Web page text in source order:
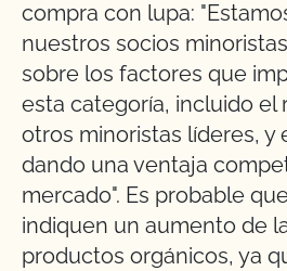
compra con lupa:
nuestros socios
sobre los factores que
esta categoría, incluido el
otros minoristas líderes, y
dando una ventaja
mercado". Es probable
indiquen un aumento de
productos orgánicos, ya